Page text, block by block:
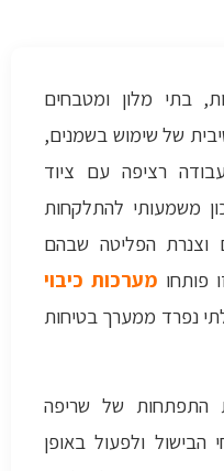
בתי מלון ומטבחים
של שימוש בשמנים,
רציפה עם ציוד
משמעותי להתלקחות
וצנרת הפליטה שבהם
פותחו מערכות כיבוי
נפרד ממערך בטיחות
התפתחות של שריפה
ולפעול באופן